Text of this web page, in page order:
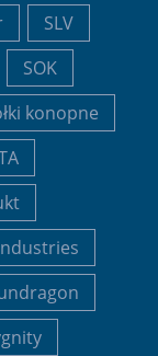
SLV
SOK
konopne